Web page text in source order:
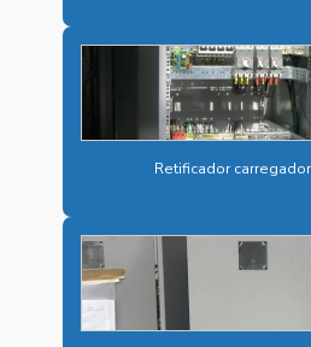
CARREGADOR DE BATERIA INDUSTRIAL
CARREGADOR CAMINHÃO ELÉTRICO
CARREGADOR CARRO ELÉTRICO RÁPIDO
CARREGADOR ELÉTRICO RÁPIDO
CARREGADOR ELÉTRICO VEICULAR
CARREGADOR ÔNIBUS ELÉTRICO
CARREGADOR VEICULAR DC
Retificador